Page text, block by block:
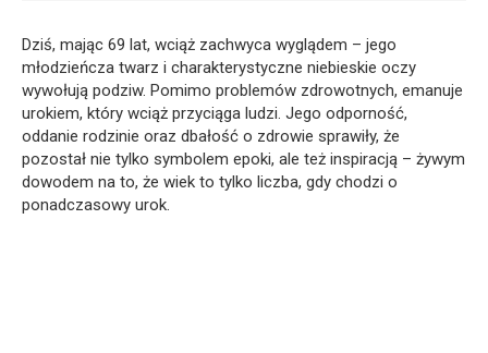
Dziś, mając 69 lat, wciąż zachwyca wyglądem – jego
młodzieńcza twarz i charakterystyczne niebieskie oczy
wywołują podziw. Pomimo problemów zdrowotnych, emanuje
urokiem, który wciąż przyciąga ludzi. Jego odporność,
oddanie rodzinie oraz dbałość o zdrowie sprawiły, że
pozostał nie tylko symbolem epoki, ale też inspiracją – żywym
dowodem na to, że wiek to tylko liczba, gdy chodzi o
ponadczasowy urok.